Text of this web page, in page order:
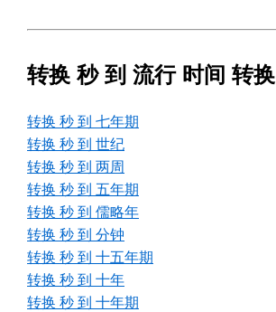
转换 秒 到 流行 时间 转换
转换 秒 到 七年期
转换 秒 到 世纪
转换 秒 到 两周
转换 秒 到 五年期
转换 秒 到 儒略年
转换 秒 到 分钟
转换 秒 到 十五年期
转换 秒 到 十年
转换 秒 到 十年期